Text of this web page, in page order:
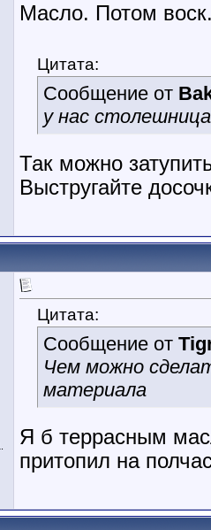
Масло. Потом
Цитата:
Сообщение от
у нас
Так можно
Выстругайте
Цитата:
Сообщение от
Чем можно
материала
Я б террасным
притопил на